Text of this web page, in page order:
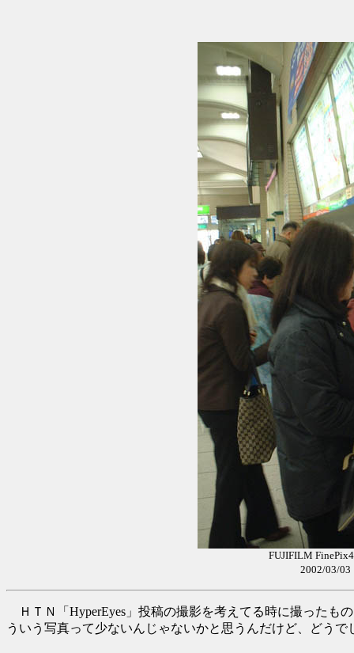
FUJIFILM
2002/03/
ＨＴＮ「HyperEyes」投稿の撮影を考えてる時に撮ったも
ういう写真って少ないんじゃないかと思うんだけど、どうで